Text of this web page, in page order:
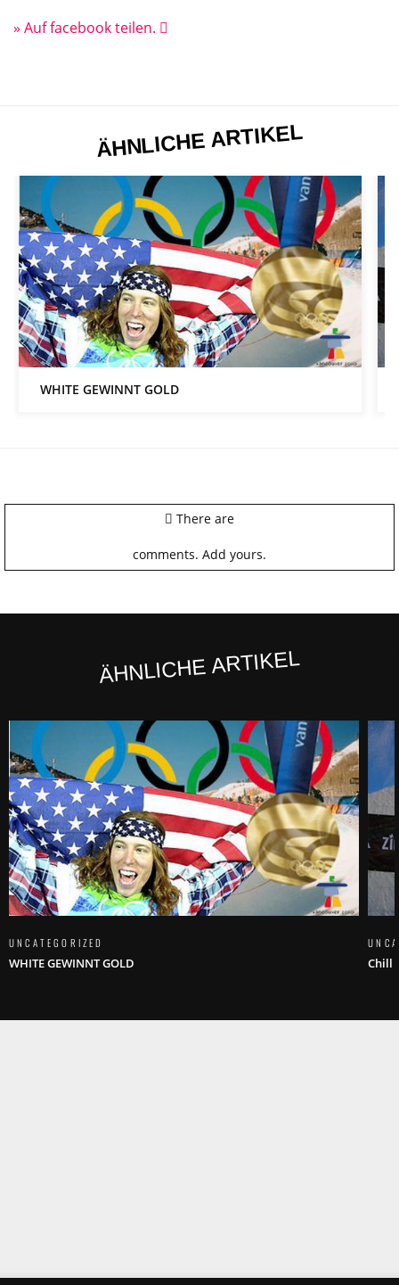
» Auf facebook teilen.
ÄHNLICHE ARTIKEL
WHITE GEWINNT GOLD
comments. Add yours.
ÄHNLICHE ARTIKEL
UNCATEGORIZED
WHITE GEWINNT GOLD Chill